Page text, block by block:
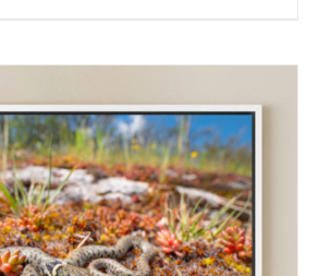
à
130,00 €